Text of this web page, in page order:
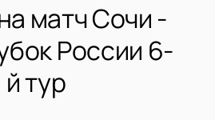
матч Сочи -
России 6-
й тур